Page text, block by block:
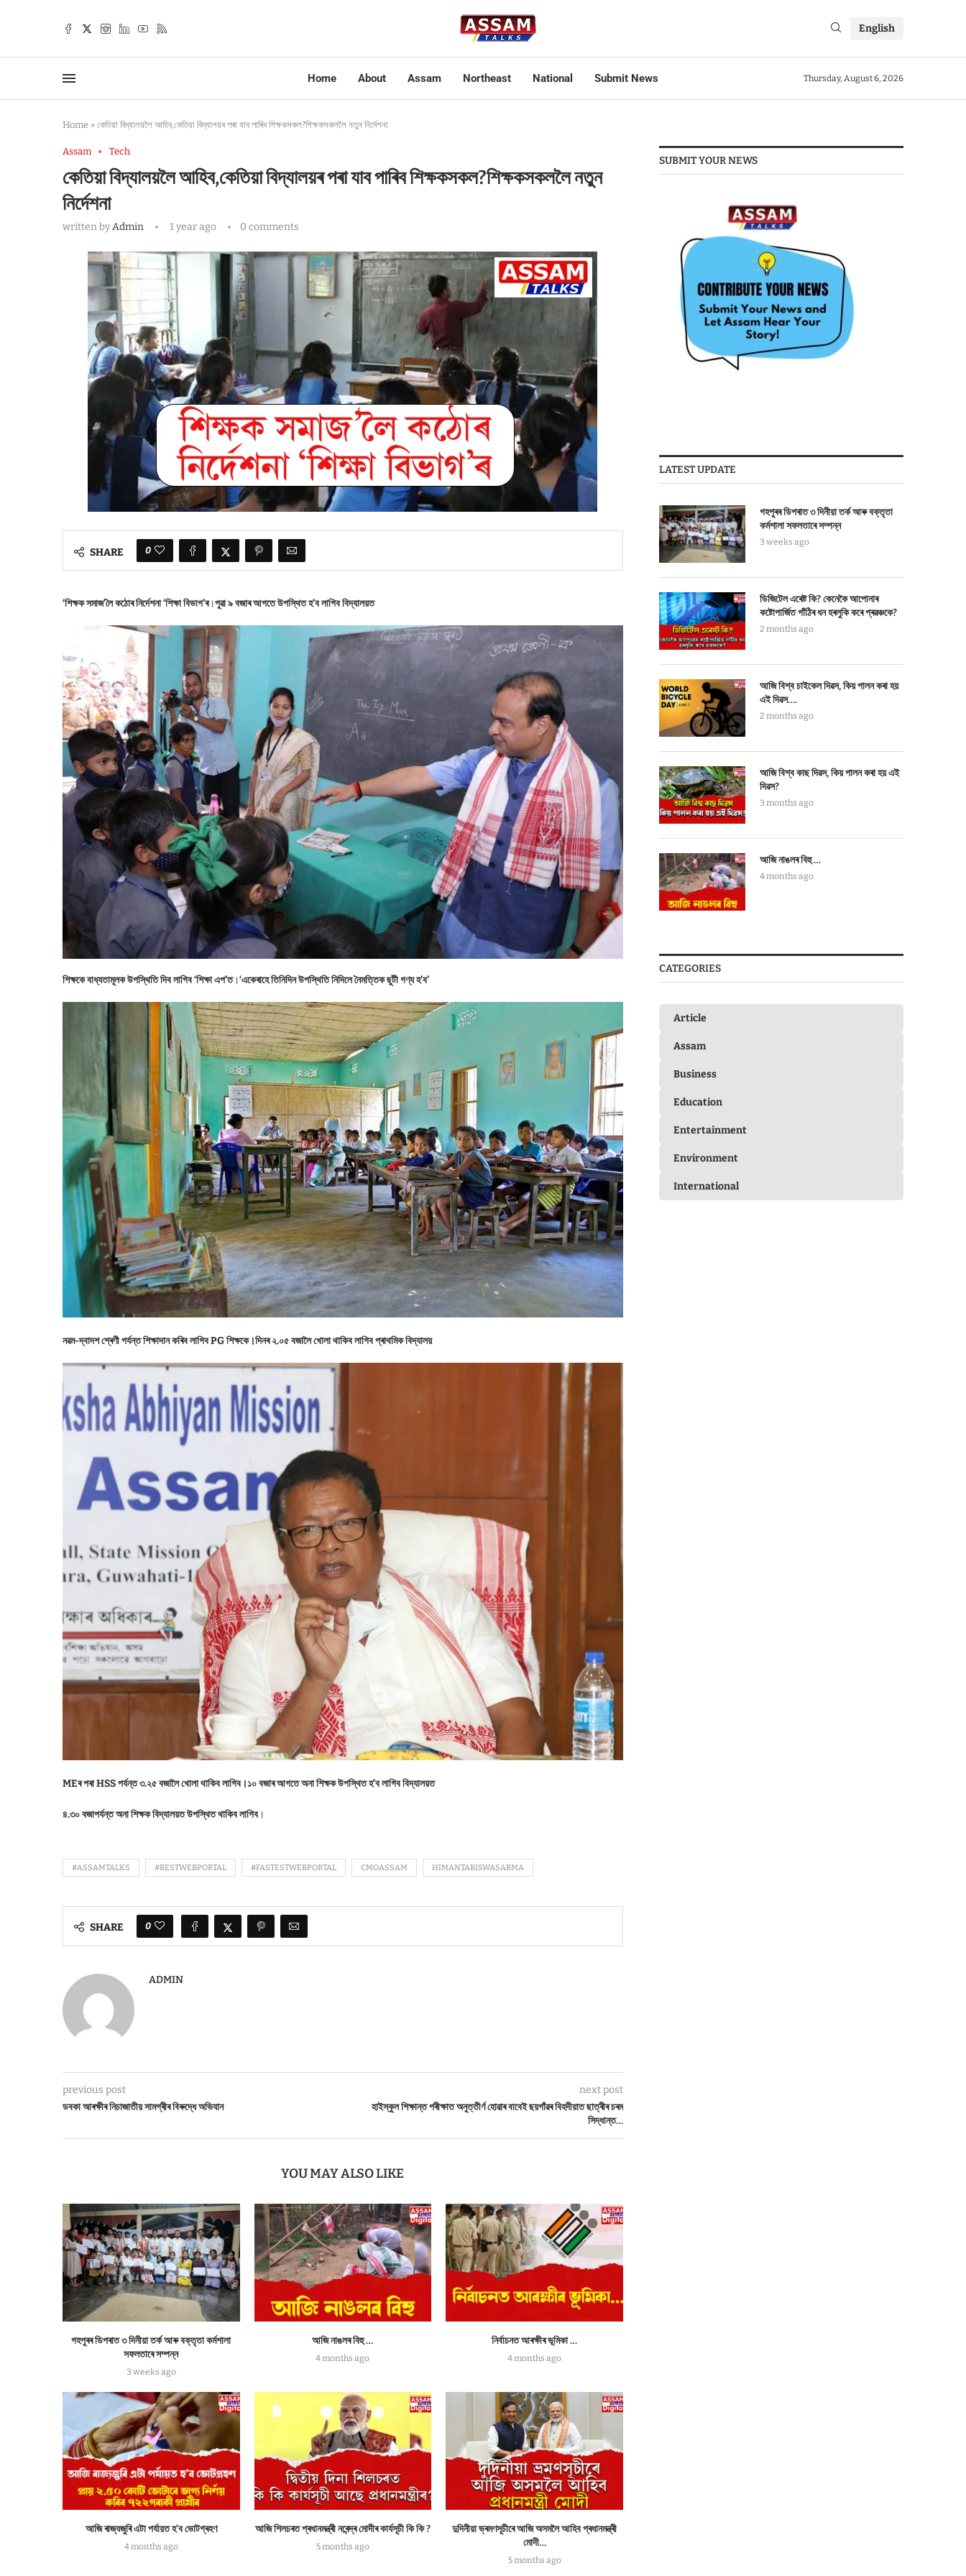
English
Home About Assam Northeast National Submit News Thursday, August 6, 2026
Home » কেতিয়া বিদ্যালয়লৈ আহিব,কেতিয়া বিদ্যালয়ৰ পৰা যাব পাৰিব শিক্ষকসকল?শিক্ষকসকললৈ নতুন নিৰ্দেশনা
Assam Tech
কেতিয়া বিদ্যালয়লৈ আহিব,কেতিয়া বিদ্যালয়ৰ পৰা যাব পাৰিব শিক্ষকসকল?শিক্ষকসকললৈ নতুন
নিৰ্দেশনা
written byAdmin 1 year ago 0 comments
SHARE 0
‘শিক্ষক সমাজ’লৈ কঠোৰ নিৰ্দেশনা ‘শিক্ষা বিভাগ’ৰ।পুৱা ৯ বজাৰ আগতে উপস্থিত হ’ব লাগিব বিদ্যালয়ত
শিক্ষকে বাধ্যতামূলক উপস্থিতি দিব লাগিব ‘শিক্ষা এপ’ত।‘একেৰাহে তিনিদিন উপস্থিতি নিদিলে নৈমত্তিক ছুটী গণ্য হ’ব’
নৱম-দ্বাদশ শ্ৰেণী পৰ্যন্ত শিক্ষাদান কৰিব লাগিব PG শিক্ষকে।দিনৰ ২.০৫ বজালৈ খোলা থাকিব লাগিব প্ৰাথমিক বিদ্যালয়
MEৰ পৰা HSS পৰ্যন্ত ৩.২৫ বজালৈ খোলা থাকিব লাগিব।১০ বজাৰ আগতে অনা শিক্ষক উপস্থিত হ’ব লাগিব বিদ্যালয়ত
৪.৩০ বজাপৰ্যন্ত অনা শিক্ষক বিদ্যালয়ত উপস্থিত থাকিব লাগিব ।
#ASSAMTALKS #BESTWEBPORTAL #FASTESTWEBPORTAL CMOASSAM HIMANTABISWASARMA
SHARE 0
ADMIN
previous post
ডবকা আৰক্ষীৰ নিচাজাতীয় সামগ্ৰীৰ বিৰুদ্ধে অভিযান
next post
হাইস্কুল শিক্ষান্ত পৰীক্ষাত অনুত্তীৰ্ণ হোৱাৰ বাবেই ছয়গাঁৱৰ বিহদীয়াত ছাত্ৰীৰ চৰম
সিদ্ধান্ত…
YOU MAY ALSO LIKE
গহপুৰৰ ডিপৰাত ৩ দিনীয়া তৰ্ক আৰু বক্তৃতা কৰ্মশালা
সফলতাৰে সম্পন্ন
3 weeks ago
আজি নাঙলৰ বিহু …
4 months ago
নিৰ্বাচনত আৰক্ষীৰ ভূমিকা …
4 months ago
আজি ৰাজ্যজুৰি এটা পৰ্যায়ত হ’ব ভোটগ্ৰহণ
4 months ago
আজি শিলচৰত প্ৰধানমন্ত্ৰী নৰেন্দ্ৰ মোদীৰ কাৰ্যসূচী কি কি ?
5 months ago
দুদিনীয়া ভ্ৰমণসূচীৰে আজি অসমলৈ আহিব প্ৰধানমন্ত্ৰী
মোদী…
5 months ago
SUBMIT YOUR NEWS
LATEST UPDATE
গহপুৰৰ ডিপৰাত ৩ দিনীয়া তৰ্ক আৰু বক্তৃতা
কৰ্মশালা সফলতাৰে সম্পন্ন
3 weeks ago
ডিজিটেল এৰেষ্ট কি? কেনেকৈ আপোনাৰ
কষ্টোপাৰ্জিত গাঁঠিৰ ধন হৰলুকি কৰে প্ৰৱঞ্চকে?
2 months ago
আজি বিশ্ব চাইকেল দিৱস, কিয় পালন কৰা হয়
এই দিৱস….
2 months ago
আজি বিশ্ব কাছ দিৱস, কিয় পালন কৰা হয় এই
দিৱস?
3 months ago
আজি নাঙলৰ বিহু …
4 months ago
CATEGORIES
Article
Assam
Business
Education
Entertainment
Environment
International